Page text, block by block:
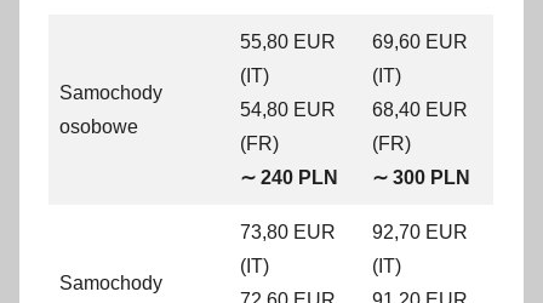
Samochody
osobowe
55,80 EUR
(IT)
54,80 EUR
(FR)
∼ 240 PLN
69,60 EUR
(IT)
68,40 EUR
(FR)
∼ 300 PLN
Samochody
73,80 EUR
(IT)
92,70 EUR
(IT)